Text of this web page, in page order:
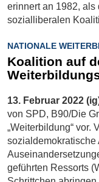
erinnert an 1982,
sozialliberalen
NATIONALE
Koalition auf
13. Februar 2022
von SPD, B90/Die
„Weiterbildung“ vor.
sozialdemokratische
geführten Ressorts